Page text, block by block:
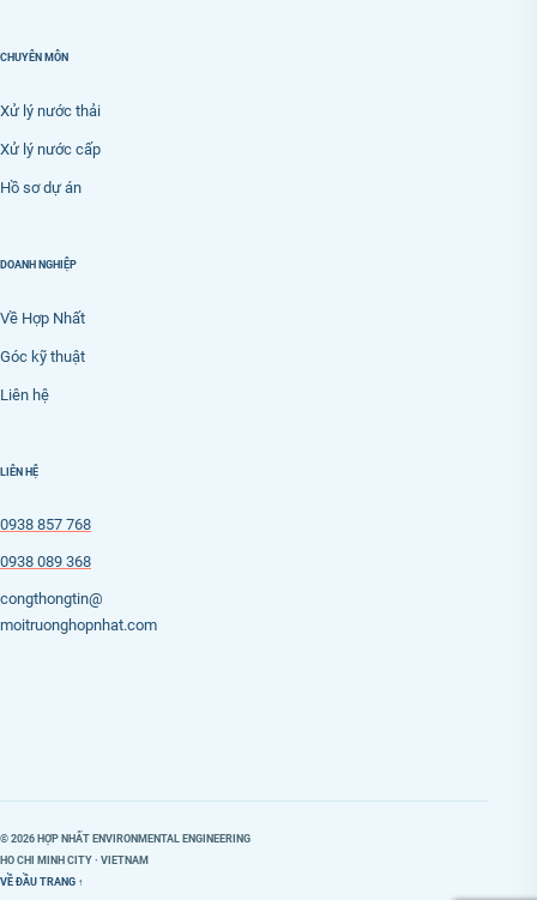
CHUYÊN MÔN
Xử lý nước thải
Xử lý nước cấp
Hồ sơ dự án
DOANH NGHIỆP
Về Hợp Nhất
Góc kỹ thuật
Liên hệ
LIÊN HỆ
0938 857 768
0938 089 368
congthongtin@
moitruonghopnhat.com
© 2026 HỢP NHẤT ENVIRONMENTAL ENGINEERING
HO CHI MINH CITY · VIETNAM
VỀ ĐẦU TRANG ↑